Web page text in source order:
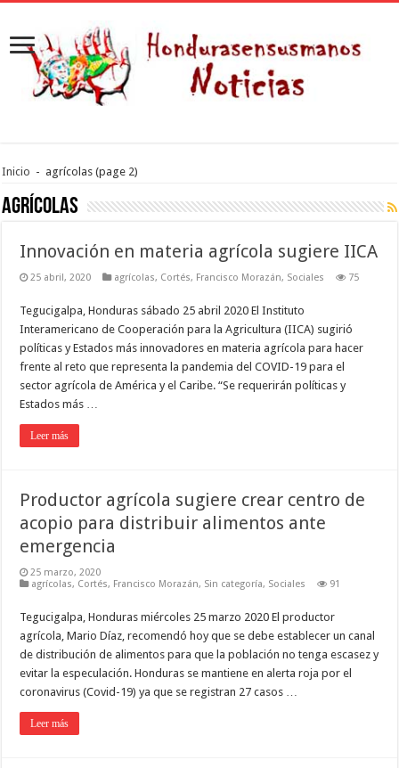
Inicio - agrícolas (page 2)
agrícolas
Innovación en materia agrícola sugiere IICA
25 abril, 2020 agrícolas, Cortés, Francisco Morazán, Sociales 75
Tegucigalpa, Honduras sábado 25 abril 2020 El Instituto
Interamericano de Cooperación para la Agricultura (IICA) sugirió
políticas y Estados más innovadores en materia agrícola para hacer
frente al reto que representa la pandemia del COVID-19 para el
sector agrícola de América y el Caribe. “Se requerirán políticas y
Estados más …
Leer más
Productor agrícola sugiere crear centro de
acopio para distribuir alimentos ante
emergencia
25 marzo, 2020
agrícolas, Cortés, Francisco Morazán, Sin categoría, Sociales 91
Tegucigalpa, Honduras miércoles 25 marzo 2020 El productor
agrícola, Mario Díaz, recomendó hoy que se debe establecer un canal
de distribución de alimentos para que la población no tenga escasez y
evitar la especulación. Honduras se mantiene en alerta roja por el
coronavirus (Covid-19) ya que se registran 27 casos …
Leer más